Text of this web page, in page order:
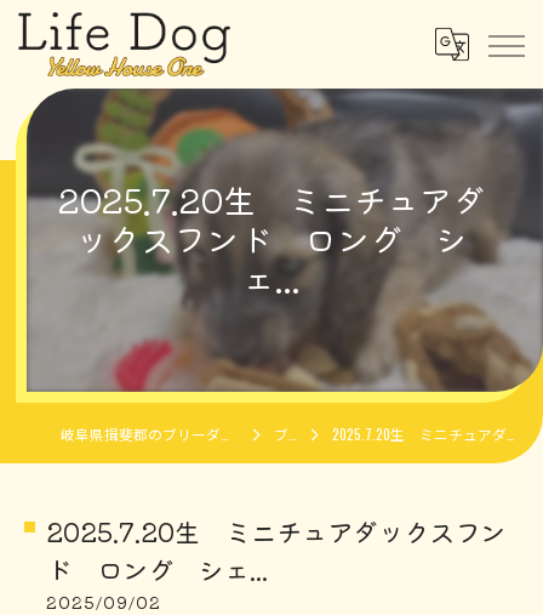
2025.7.20生 ミニチュアダ
ックスフンド ロング シ
ェ...
ブログ 2025.7.20生 ミニチュアダックスフンド ロング シェ...
2025.7.20生 ミニチュアダックスフン
ド ロング シェ...
2025/09/02